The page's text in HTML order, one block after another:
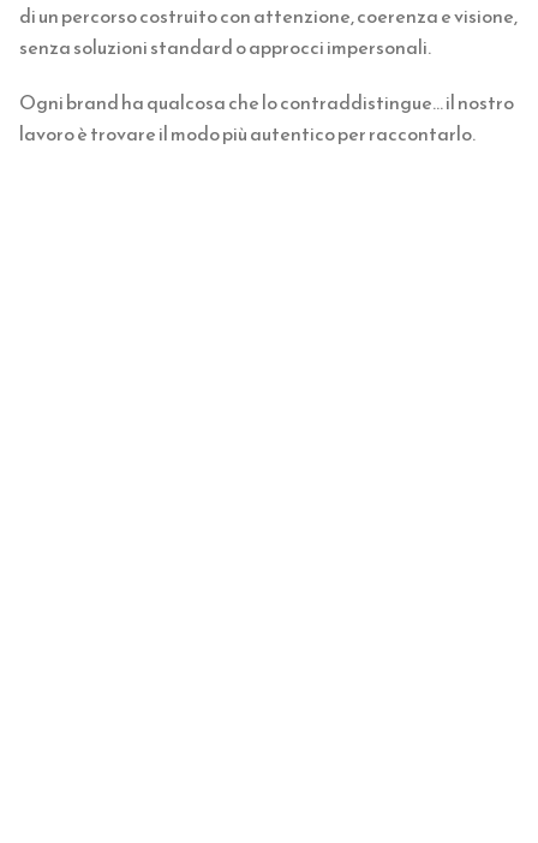
di un percorso costruito con attenzione, coerenza e visione,
senza soluzioni standard o approcci impersonali.
Ogni brand ha qualcosa che lo contraddistingue… il nostro
lavoro è trovare il modo più autentico per raccontarlo.